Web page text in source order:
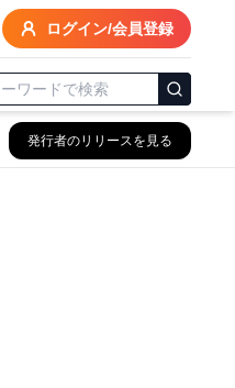
ログイン/会員登録
発行者のリリースを見る